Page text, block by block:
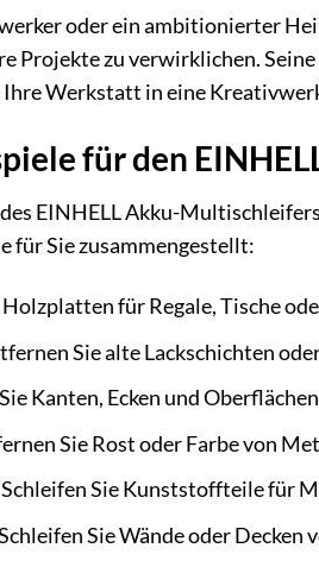
oder ein ambitionierter
Projekte zu verwirklichen.
Ihre Werkstatt in eine
für den
EINHELL Akku-
für Sie zusammengestellt:
für Regale, Tische
Sie alte Lackschichten
Kanten, Ecken und
Sie Rost oder Farbe von
Schleifen Sie Kunststoffteile für
Sie Wände oder Decken